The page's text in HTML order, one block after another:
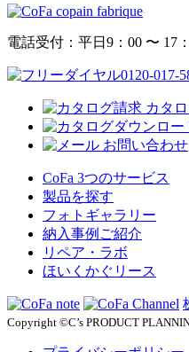
電話受付：平日9：00 〜 17
0120-017-
カタ
お問い合わせ
CoFa 3つのサービス
製品を探す
フォトギャラリー
納入事例ご紹介
リペア・ラボ
ほいくかぐリース
Copyright ©C’s PRODUCT